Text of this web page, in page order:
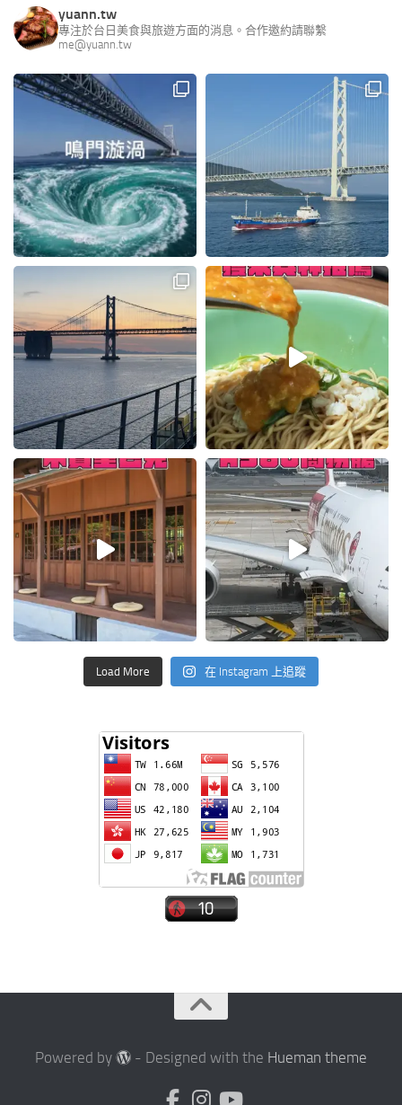
yuann.tw
專注於台日美食與旅遊方面的消息。合作邀約請聯繫
me@yuann.tw
Load More 在 Instagram 上追蹤
Powered by - Designed with the Hueman theme